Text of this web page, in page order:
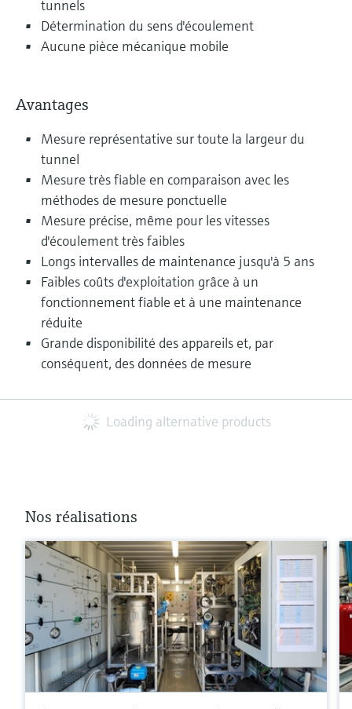
tunnels
Détermination du sens d'écoulement
Aucune pièce mécanique mobile
Avantages
Mesure représentative sur toute la largeur du
tunnel
Mesure très fiable en comparaison avec les
méthodes de mesure ponctuelle
Mesure précise, même pour les vitesses
d'écoulement très faibles
Longs intervalles de maintenance jusqu'à 5 ans
Faibles coûts d'exploitation grâce à un
fonctionnement fiable et à une maintenance
réduite
Grande disponibilité des appareils et, par
conséquent, des données de mesure
Loading alternative products
Nos réalisations